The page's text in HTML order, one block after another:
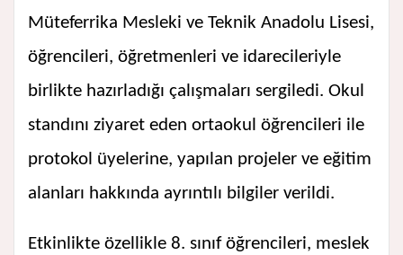
Müteferrika Mesleki ve Teknik Anadolu Lisesi,
öğrencileri, öğretmenleri ve idarecileriyle
birlikte hazırladığı çalışmaları sergiledi. Okul
standını ziyaret eden ortaokul öğrencileri ile
protokol üyelerine, yapılan projeler ve eğitim
alanları hakkında ayrıntılı bilgiler verildi.
Etkinlikte özellikle 8. sınıf öğrencileri, meslek